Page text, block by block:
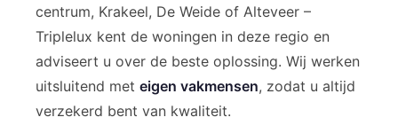
centrum, Krakeel, De Weide of Alteveer –
Triplelux kent de woningen in deze regio en
adviseert u over de beste oplossing. Wij werken
uitsluitend met eigen vakmensen, zodat u altijd
verzekerd bent van kwaliteit.